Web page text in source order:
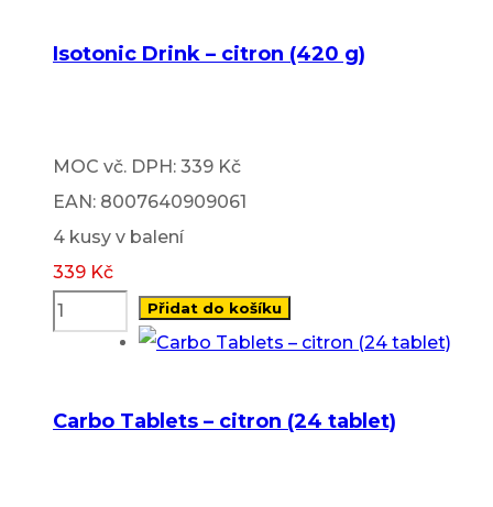
Isotonic Drink – citron (420 g)
MOC vč. DPH: 339 Kč
EAN: 8007640909061
4 kusy v balení
339 Kč
Přidat do košíku
Carbo Tablets – citron (24 tablet)